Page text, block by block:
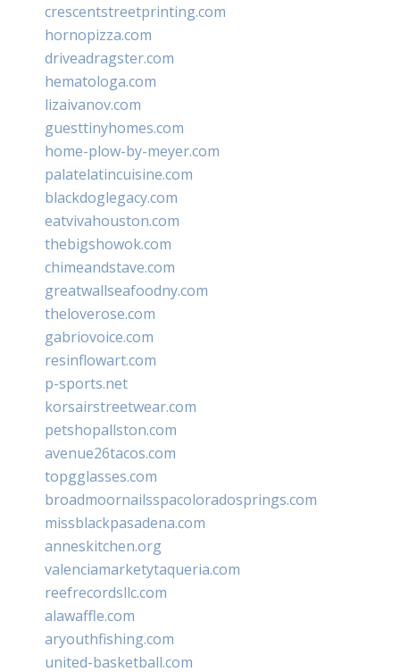
crescentstreetprinting.com
hornopizza.com
driveadragster.com
hematologa.com
lizaivanov.com
guesttinyhomes.com
home-plow-by-meyer.com
palatelatincuisine.com
blackdoglegacy.com
eatvivahouston.com
thebigshowok.com
chimeandstave.com
greatwallseafoodny.com
theloverose.com
gabriovoice.com
resinflowart.com
p-sports.net
korsairstreetwear.com
petshopallston.com
avenue26tacos.com
topgglasses.com
broadmoornailsspacoloradosprings.com
missblackpasadena.com
anneskitchen.org
valenciamarketytaqueria.com
reefrecordsllc.com
alawaffle.com
aryouthfishing.com
united-basketball.com